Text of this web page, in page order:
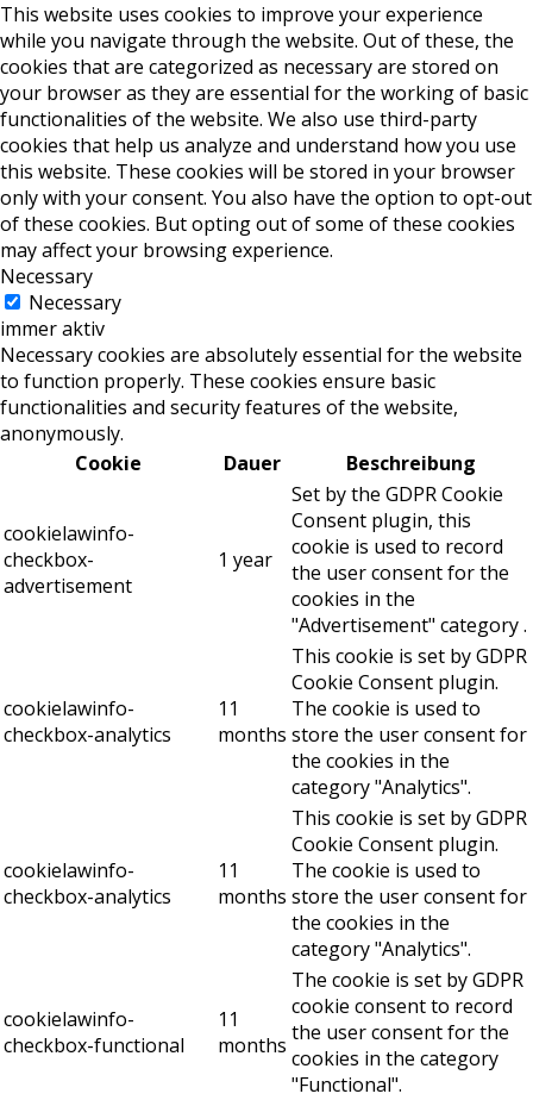
This website uses cookies to improve your experience
while you navigate through the website. Out of these, the
cookies that are categorized as necessary are stored on
your browser as they are essential for the working of basic
functionalities of the website. We also use third-party
cookies that help us analyze and understand how you use
this website. These cookies will be stored in your browser
only with your consent. You also have the option to opt-out
of these cookies. But opting out of some of these cookies
may affect your browsing experience.
Necessary
Necessary
immer aktiv
Necessary cookies are absolutely essential for the website
to function properly. These cookies ensure basic
functionalities and security features of the website,
anonymously.
Cookie
Dauer Beschreibung
cookielawinfo-
checkbox-
advertisement
1 year
Set by the GDPR Cookie
Consent plugin, this
cookie is used to record
the user consent for the
cookies in the
"Advertisement" category .
cookielawinfo-
checkbox-analytics
11
months
This cookie is set by GDPR
Cookie Consent plugin.
The cookie is used to
store the user consent for
the cookies in the
category "Analytics".
cookielawinfo-
checkbox-analytics
11
months
This cookie is set by GDPR
Cookie Consent plugin.
The cookie is used to
store the user consent for
the cookies in the
category "Analytics".
cookielawinfo-
checkbox-functional
11
months
The cookie is set by GDPR
cookie consent to record
the user consent for the
cookies in the category
"Functional".